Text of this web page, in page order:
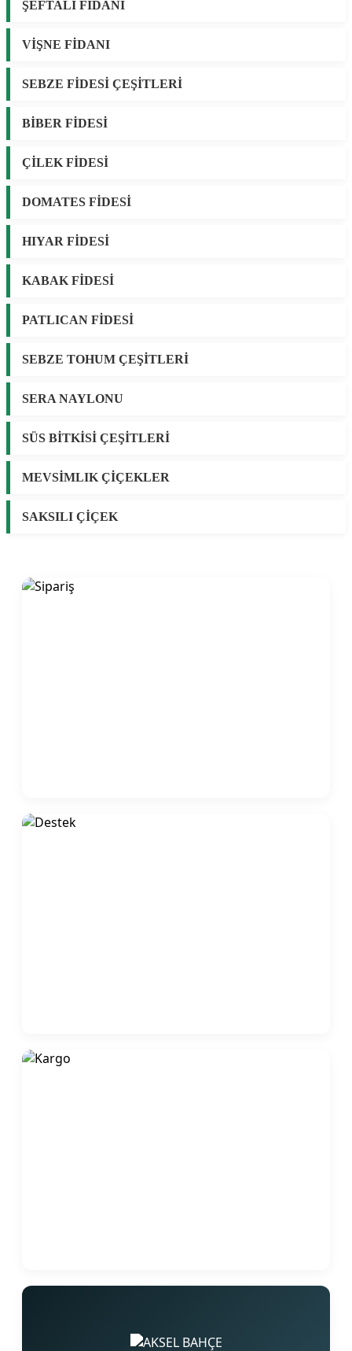
ŞEFTALİ FİDANI
VİŞNE FİDANI
SEBZE FİDESİ ÇEŞİTLERİ
BİBER FİDESİ
ÇİLEK FİDESİ
DOMATES FİDESİ
HIYAR FİDESİ
KABAK FİDESİ
PATLICAN FİDESİ
SEBZE TOHUM ÇEŞİTLERİ
SERA NAYLONU
SÜS BİTKİSİ ÇEŞİTLERİ
MEVSİMLIK ÇİÇEKLER
SAKSILI ÇİÇEK